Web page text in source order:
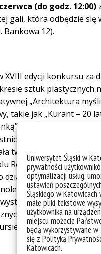
Uniwersytet Śląski w
prywatności
optymalizacji usług,
ustawień
Śląskiego w Katowicach
małe pliki tekstowe
użytkownika na
miejscu możecie
będą wykorzystywane
się z Polityką
Katowicach.
(do godz. 12:00)
gali, która odbędzie
Bankowa 12).
XVIII edycji konkursu
sztuk plastycznych
„Architektura
takie jak „Kurant – 20
czy „Śląsk Cieszyński
w organizacji
twórczość członkiń i
Rękodzieła „Cudeńka”
rozwija
i konkursach
a działalność
w Padwie oraz